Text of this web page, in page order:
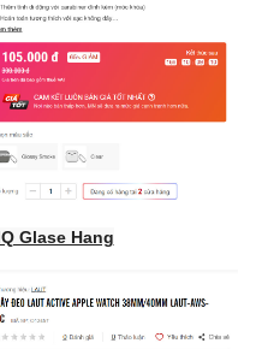
Glase Hang